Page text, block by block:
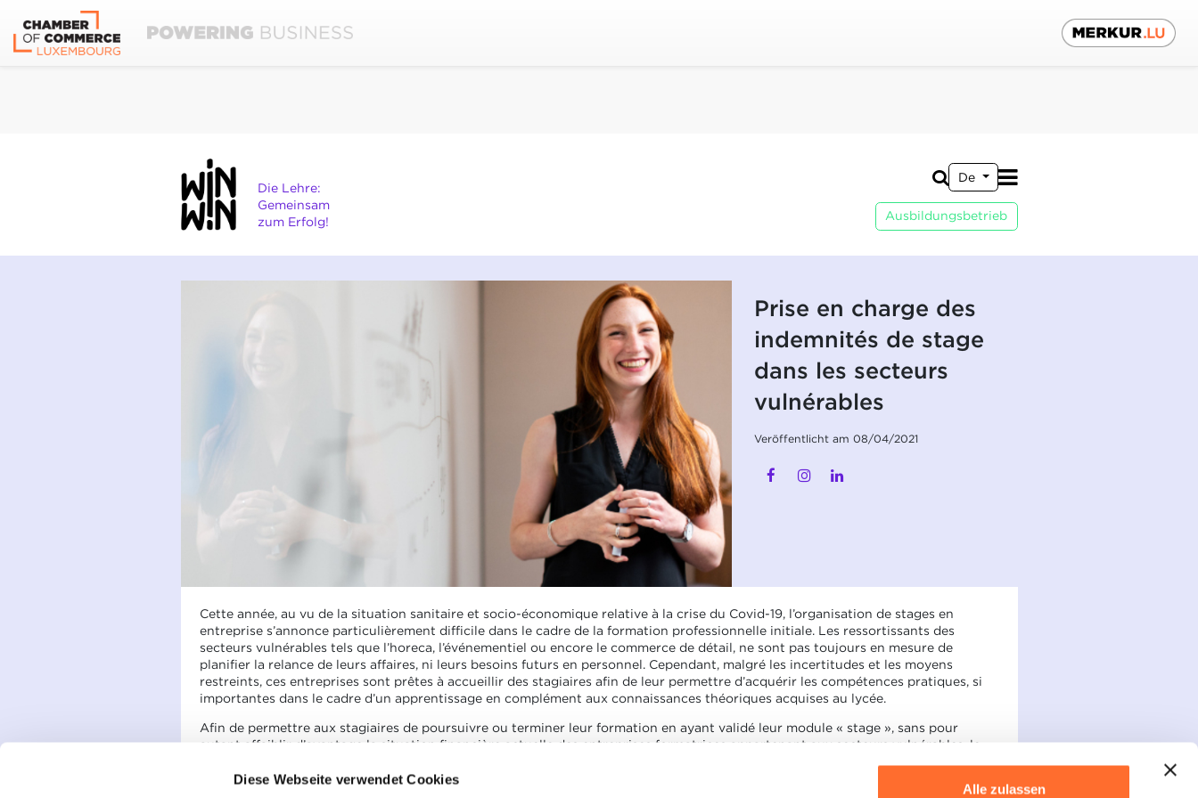
Diese Webseite verwendet Cookies
Alle zulassen
Die Lehre:
Gemeinsam
zum Erfolg!
De
Ausbildungsbetrieb
Prise en charge des
indemnités de stage
dans les secteurs
vulnérables
Veröffentlicht am 08/04/2021
Cette année, au vu de la situation sanitaire et socio-économique relative à la crise du Covid-19, l’organisation de stages en
entreprise s’annonce particulièrement difficile dans le cadre de la formation professionnelle initiale. Les ressortissants des
secteurs vulnérables tels que l’horeca, l’événementiel ou encore le commerce de détail, ne sont pas toujours en mesure de
planifier la relance de leurs affaires, ni leurs besoins futurs en personnel. Cependant, malgré les incertitudes et les moyens
restreints, ces entreprises sont prêtes à accueillir des stagiaires afin de leur permettre d’acquérir les compétences pratiques, si
importantes dans le cadre d’un apprentissage en complément aux connaissances théoriques acquises au lycée.
Afin de permettre aux stagiaires de poursuivre ou terminer leur formation en ayant validé leur module « stage », sans pour
autant affaiblir d’avantage la situation financière actuelle des entreprises formatrices appartenant aux secteurs vulnérables, le
des classes plein temps de la formation professionnelle.